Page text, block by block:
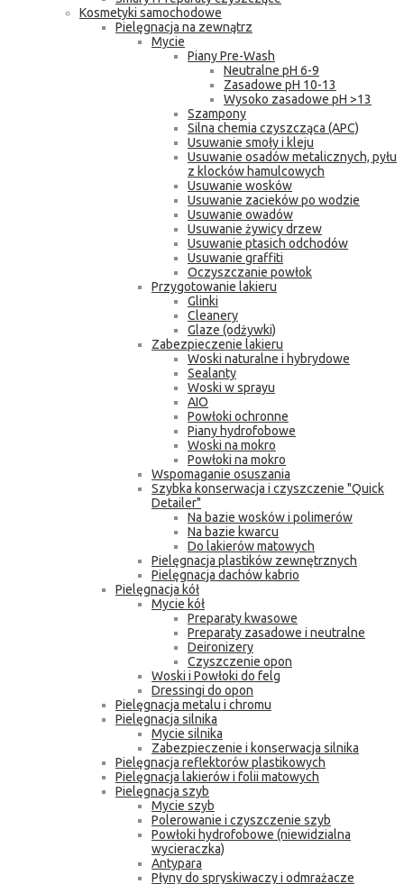
Kosmetyki samochodowe
Pielęgnacja na zewnątrz
Mycie
Piany Pre-Wash
Neutralne pH 6-9
Zasadowe pH 10-13
Wysoko zasadowe pH >13
Szampony
Silna chemia czyszcząca (APC)
Usuwanie smoły i kleju
Usuwanie osadów metalicznych, pyłu
z klocków hamulcowych
Usuwanie wosków
Usuwanie zacieków po wodzie
Usuwanie owadów
Usuwanie żywicy drzew
Usuwanie ptasich odchodów
Usuwanie graffiti
Oczyszczanie powłok
Przygotowanie lakieru
Glinki
Cleanery
Glaze (odżywki)
Zabezpieczenie lakieru
Woski naturalne i hybrydowe
Sealanty
Woski w sprayu
AIO
Powłoki ochronne
Piany hydrofobowe
Woski na mokro
Powłoki na mokro
Wspomaganie osuszania
Szybka konserwacja i czyszczenie "Quick
Detailer"
Na bazie wosków i polimerów
Na bazie kwarcu
Do lakierów matowych
Pielęgnacja plastików zewnętrznych
Pielęgnacja dachów kabrio
Pielęgnacja kół
Mycie kół
Preparaty kwasowe
Preparaty zasadowe i neutralne
Deironizery
Czyszczenie opon
Woski i Powłoki do felg
Dressingi do opon
Pielęgnacja metalu i chromu
Pielęgnacja silnika
Mycie silnika
Zabezpieczenie i konserwacja silnika
Pielęgnacja reflektorów plastikowych
Pielęgnacja lakierów i folii matowych
Pielęgnacja szyb
Mycie szyb
Polerowanie i czyszczenie szyb
Powłoki hydrofobowe (niewidzialna
wycieraczka)
Antypara
Płyny do spryskiwaczy i odmrażacze